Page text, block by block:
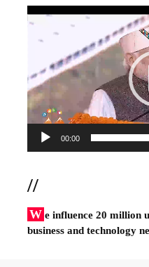
Video
00:00
//
W e influence 20 million
business and technology